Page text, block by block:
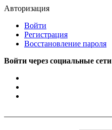
Авторизация
Войти
Регистрация
Восстановление пароля
Войти через социальные сети